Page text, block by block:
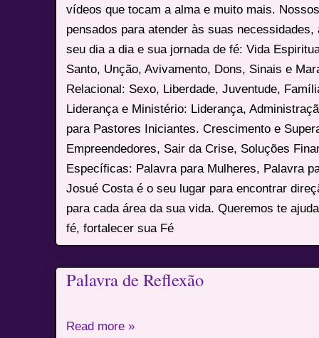
vídeos que tocam a alma e muito mais.
pensados para atender às suas
seu dia a dia e sua jornada de fé: Vida
Santo, Unção, Avivamento, Dons, Sinais e
Relacional: Sexo, Liberdade, Juventude,
Liderança e Ministério: Liderança,
para Pastores Iniciantes. Crescimento e
Empreendedores, Sair da Crise, Soluções
Específicas: Palavra para Mulheres, Palavra
Josué Costa é o seu lugar para encontrar
para cada área da sua vida. Queremos te
fé, fortalecer sua Fé
Palavra de Reflexão
Read more »